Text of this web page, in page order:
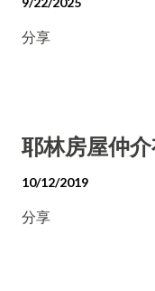
分享
耶林房屋仲
10/12/2019
分享